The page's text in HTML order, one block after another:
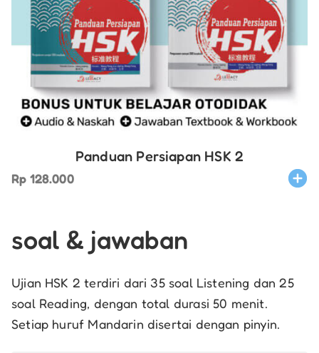
Panduan Persiapan HSK 2
Rp 128.000
soal & jawaban
Ujian HSK 2 terdiri dari 35 soal Listening dan 25
soal Reading, dengan total durasi 50 menit.
Setiap huruf Mandarin disertai dengan pinyin.